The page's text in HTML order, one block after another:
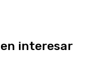
interesar